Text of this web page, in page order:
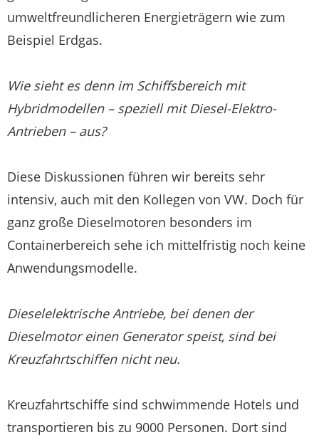
umweltfreundlicheren Energieträgern wie zum
Beispiel Erdgas.
Wie sieht es denn im Schiffsbereich mit
Hybridmodellen – speziell mit Diesel-Elektro-
Antrieben – aus?
Diese Diskussionen führen wir bereits sehr
intensiv, auch mit den Kollegen von VW. Doch für
ganz große Dieselmotoren besonders im
Containerbereich sehe ich mittelfristig noch keine
Anwendungsmodelle.
Dieselelektrische Antriebe, bei denen der
Dieselmotor einen Generator speist, sind bei
Kreuzfahrtschiffen nicht neu.
Kreuzfahrtschiffe sind schwimmende Hotels und
transportieren bis zu 9000 Personen. Dort sind